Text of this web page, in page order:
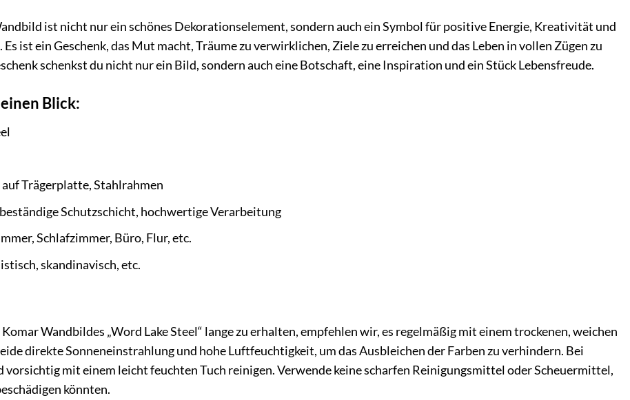
ist nicht nur ein schönes Dekorationselement, sondern auch ein Symbol für positive Energie, Kreativität und
ist ein Geschenk, das Mut macht, Träume zu verwirklichen, Ziele zu erreichen und das Leben in vollen Zügen zu
schenkst du nicht nur ein Bild, sondern auch eine Botschaft, eine Inspiration und ein Stück Lebensfreude.
Blick:
Trägerplatte, Stahlrahmen
Schutzschicht, hochwertige Verarbeitung
Schlafzimmer, Büro, Flur, etc.
skandinavisch, etc.
Wandbildes „Word Lake Steel“ lange zu erhalten, empfehlen wir, es regelmäßig mit einem trockenen, weichen
direkte Sonneneinstrahlung und hohe Luftfeuchtigkeit, um das Ausbleichen der Farben zu verhindern. Bei
vorsichtig mit einem leicht feuchten Tuch reinigen. Verwende keine scharfen Reinigungsmittel oder Scheuermittel,
könnten.